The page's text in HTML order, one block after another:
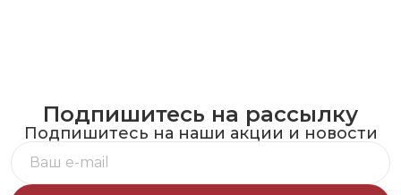
Подпишитесь на рассылку
Подпишитесь на наши акции и новости